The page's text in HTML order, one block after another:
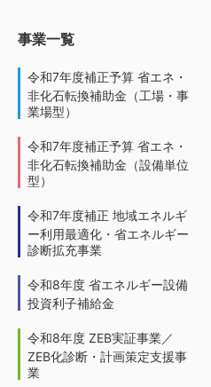
事業一覧
令和7年度補正予算 省エネ・
非化石転換補助金（工場・事
業場型）
令和7年度補正予算 省エネ・
非化石転換補助金（設備単位
型）
令和7年度補正 地域エネルギ
ー利用最適化・省エネルギー
診断拡充事業
令和8年度 省エネルギー設備
投資利子補給金
令和8年度 ZEB実証事業／
ZEB化診断・計画策定支援事
業